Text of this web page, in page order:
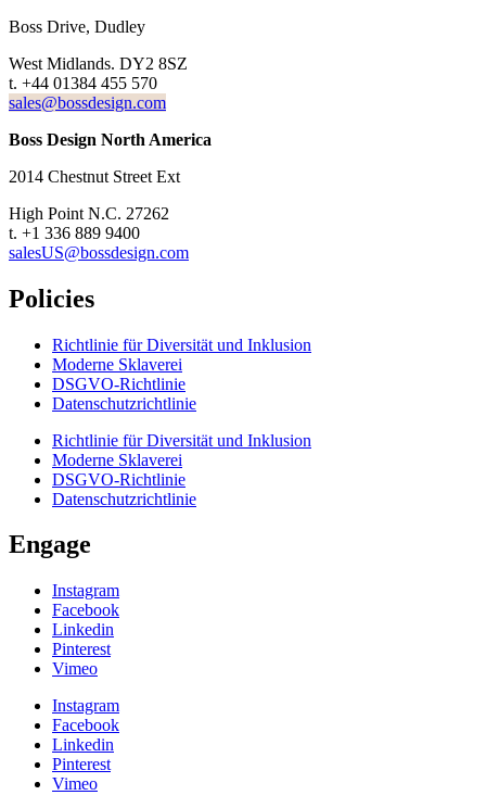
Boss Drive, Dudley
West Midlands. DY2 8SZ
t. +44 01384 455 570
sales@bossdesign.com
Boss Design North America
2014 Chestnut Street Ext
High Point N.C. 27262
t. +1 336 889 9400
salesUS@bossdesign.com
Policies
Richtlinie für Diversität und Inklusion
Moderne Sklaverei
DSGVO-Richtlinie
Datenschutzrichtlinie
Richtlinie für Diversität und Inklusion
Moderne Sklaverei
DSGVO-Richtlinie
Datenschutzrichtlinie
Engage
Instagram
Facebook
Linkedin
Pinterest
Vimeo
Instagram
Facebook
Linkedin
Pinterest
Vimeo